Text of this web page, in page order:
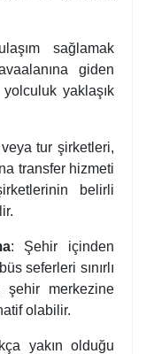
sağlamak
giden
yaklaşık
tur şirketleri,
transfer hizmeti
belirli
: Şehir içinden
seferleri sınırlı
şehir merkezine
olabilir.
yakın olduğu